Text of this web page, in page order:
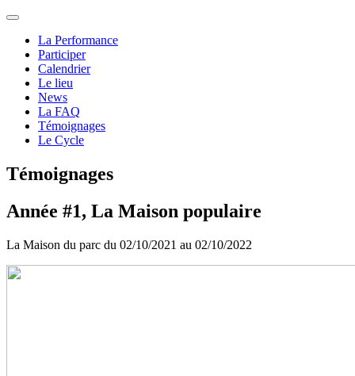
La Performance
Participer
Calendrier
Le lieu
News
La FAQ
Témoignages
Le Cycle
Témoignages
Année #1, La Maison populaire
La Maison du parc du 02/10/2021 au 02/10/2022